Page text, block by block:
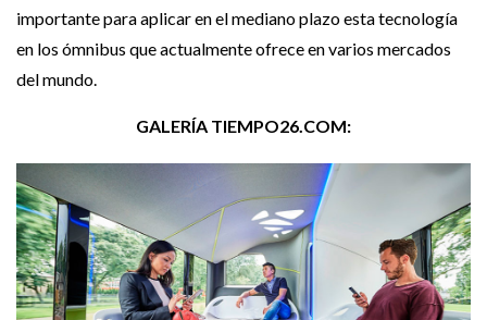
importante para aplicar en el mediano plazo esta tecnología
en los ómnibus que actualmente ofrece en varios mercados
del mundo.
GALERÍA TIEMPO26.COM: